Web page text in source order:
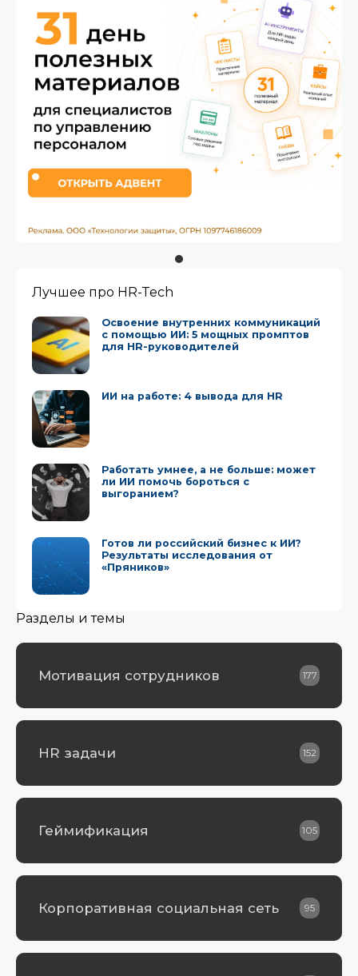
Лучшее про HR-Tech
Освоение внутренних коммуникаций
с помощью ИИ: 5 мощных промптов
для HR-руководителей
ИИ на работе: 4 вывода для HR
Работать умнее, а не больше: может
ли ИИ помочь бороться с
выгоранием?
Готов ли российский бизнес к ИИ?
Результаты исследования от
«Пряников»
Разделы и темы
Мотивация сотрудников 177
HR задачи 152
Геймификация 105
Корпоративная социальная сеть 95